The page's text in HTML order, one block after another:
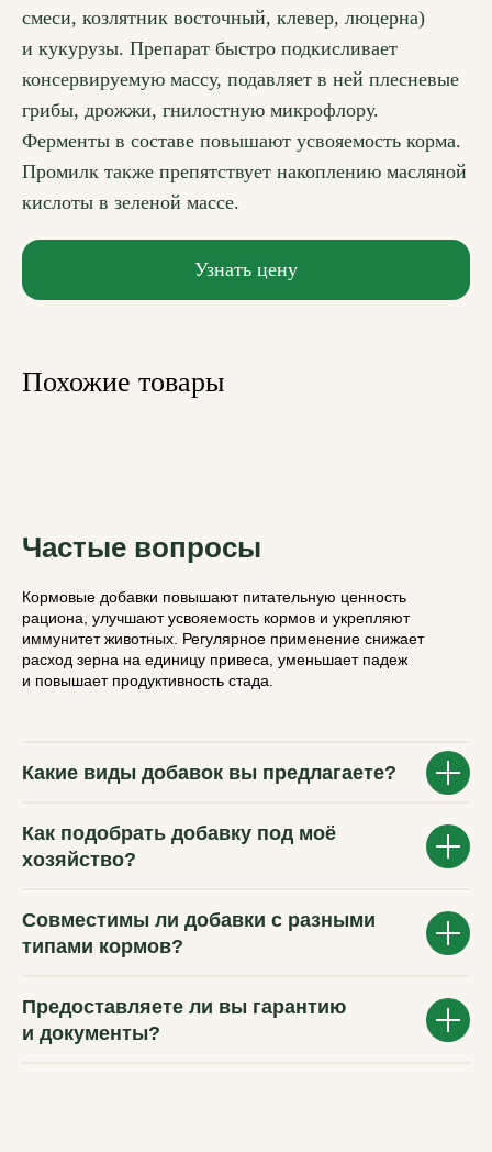
смеси, козлятник восточный, клевер, люцерна)
и кукурузы. Препарат быстро подкисливает
консервируемую массу, подавляет в ней плесневые
грибы, дрожжи, гнилостную микрофлору.
Ферменты в составе повышают усвояемость корма.
Промилк также препятствует накоплению масляной
кислоты в зеленой массе.
Узнать цену
Похожие товары
Частые вопросы
Кормовые добавки повышают питательную ценность
рациона, улучшают усвояемость кормов и укрепляют
иммунитет животных. Регулярное применение снижает
расход зерна на единицу привеса, уменьшает падеж
и повышает продуктивность стада.
Какие виды добавок вы предлагаете?
Как подобрать добавку под моё
хозяйство?
Совместимы ли добавки с разными
типами кормов?
Предоставляете ли вы гарантию
и документы?